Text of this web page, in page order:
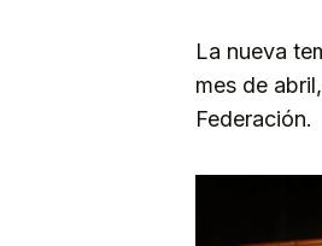
La nueva
mes de
Federación.